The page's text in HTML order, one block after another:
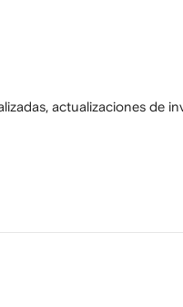
actualizaciones de